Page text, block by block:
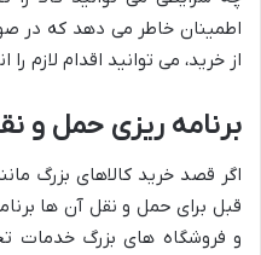
اطمینان خاطر می دهد که در
از خرید، می توانید اقدام لازم
برنامه ریزی حمل و
اگر قصد خرید کالاهای بزرگ
قبل برای حمل و نقل آن ها
و فروشگاه های بزرگ خدمات